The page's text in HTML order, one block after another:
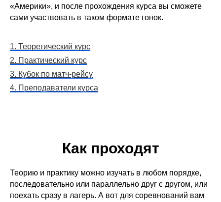
«Америки», и после прохождения курса вы сможете
сами участвовать в таком формате гонок.
1. Теоретический курс
2. Практический курс
3. Кубок по матч-рейсу
4. Преподаватели курса
Как проходят
Теорию и практику можно изучать в любом порядке,
последовательно или параллельно друг с другом, или
поехать сразу в лагерь. А вот для соревнований вам